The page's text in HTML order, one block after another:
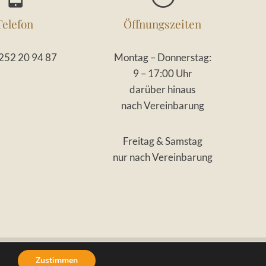
20 94 87
Öffnungszeiten
Montag – Donnerstag:
9 – 17:00 Uhr
darüber hinaus
nach Vereinbarung
Freitag & Samstag
nur nach Vereinbarung
Zustimmen